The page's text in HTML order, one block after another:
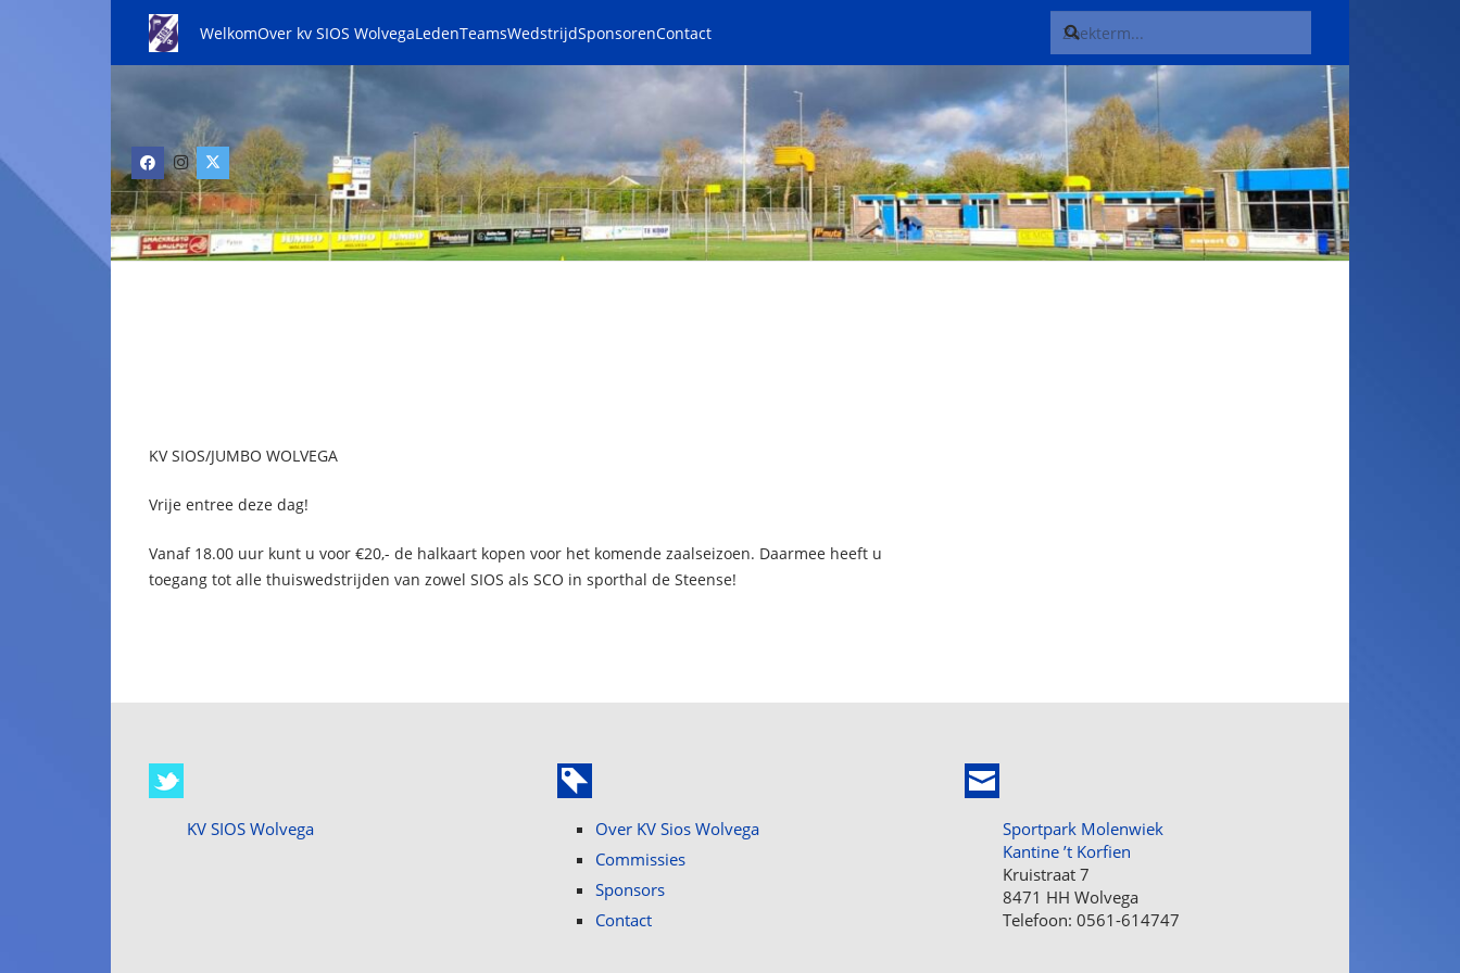
WelkomOver kv SIOS WolvegaLedenTeamsWedstrijdSponsorenContact
KV SIOS/JUMBO WOLVEGA
Vrije entree deze dag!
Vanaf 18.00 uur kunt u voor €20,- de halkaart kopen voor het komende zaalseizoen. Daarmee heeft u
toegang tot alle thuiswedstrijden van zowel SIOS als SCO in sporthal de Steense!
KV SIOS Wolvega
Over KV Sios Wolvega
Commissies
Sponsors
Contact
Sportpark Molenwiek
Kantine ’t Korfien
Kruistraat 7
8471 HH Wolvega
Telefoon: 0561-614747